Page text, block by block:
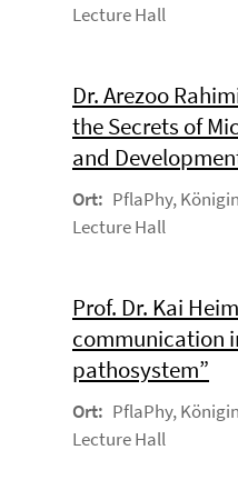
Lecture Hall
Dr. Arezoo
the Secrets of
and
Ort: PflaPhy,
Lecture Hall
Prof. Dr. Kai
communication
pathosystem”
Ort: PflaPhy,
Lecture Hall